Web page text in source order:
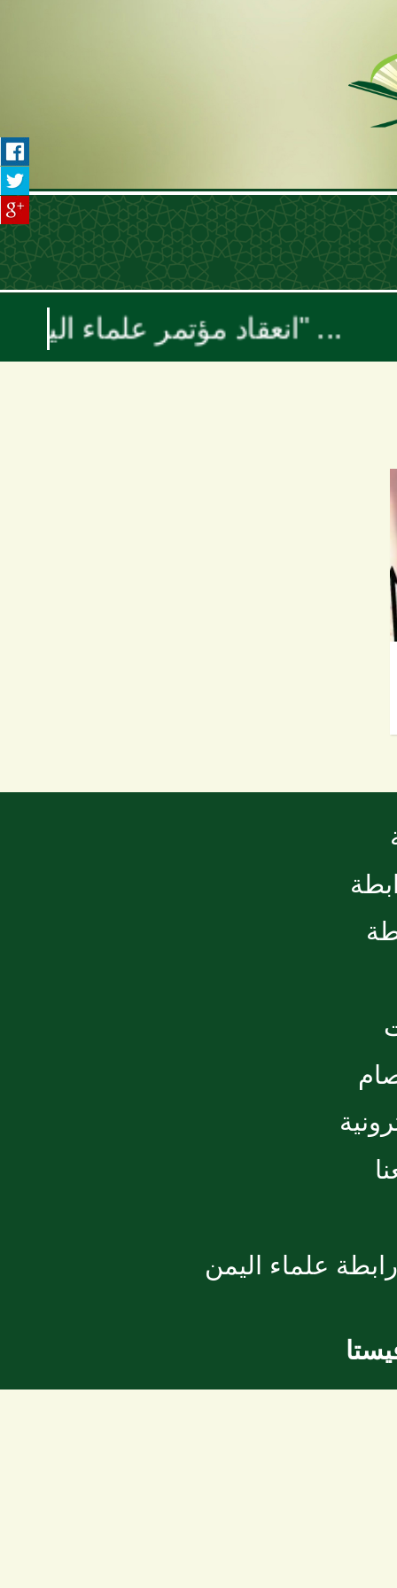
انعقاد مؤتمر علماء اليمن السنوي بعنوان "موقف علماء الأمة تجاه حرب الإبادة والتجويع في غزة ومخطط إسرائيل الكبرى"
علماء اليمن